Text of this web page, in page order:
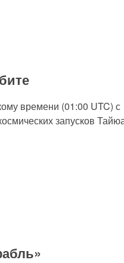
времени (01:00 UTC) с
запусков